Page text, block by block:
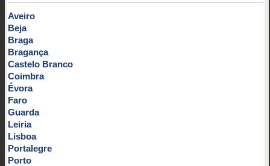
Aveiro
Beja
Braga
Bragança
Castelo Branco
Coimbra
Évora
Faro
Guarda
Leiria
Lisboa
Portalegre
Porto